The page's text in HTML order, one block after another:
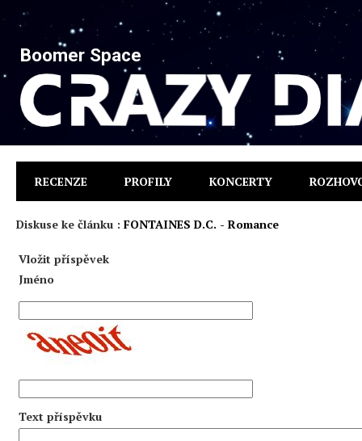
Boomer Space
RECENZE PROFILY KONCERTY
Diskuse ke článku : FONTAINES D.C. - Romance
Vložit příspěvek
Jméno
Text příspěvku